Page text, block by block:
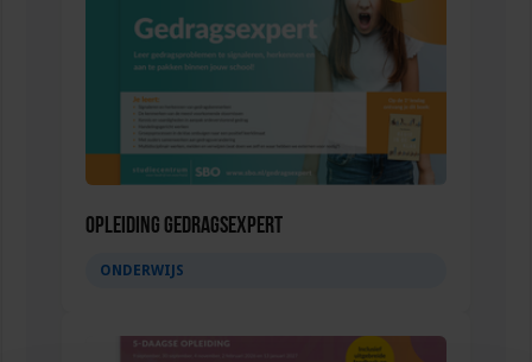
Opleiding Gedragsexpert
ONDERWIJS